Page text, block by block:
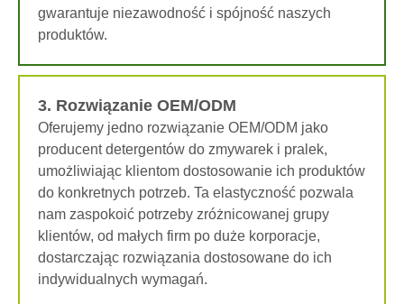
gwarantuje niezawodność i spójność naszych
produktów.
3. Rozwiązanie OEM/ODM
Oferujemy jedno rozwiązanie OEM/ODM jako
producent detergentów do zmywarek i pralek,
umożliwiając klientom dostosowanie ich produktów
do konkretnych potrzeb. Ta elastyczność pozwala
nam zaspokoić potrzeby zróżnicowanej grupy
klientów, od małych firm po duże korporacje,
dostarczając rozwiązania dostosowane do ich
indywidualnych wymagań.